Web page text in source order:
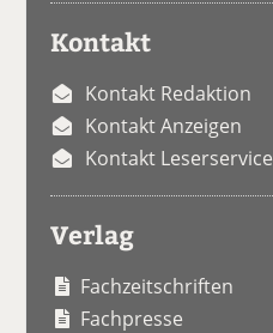
Kontakt
Kontakt Redaktion
Kontakt Anzeigen
Kontakt Leserservice
Verlag
Fachzeitschriften
Fachpresse